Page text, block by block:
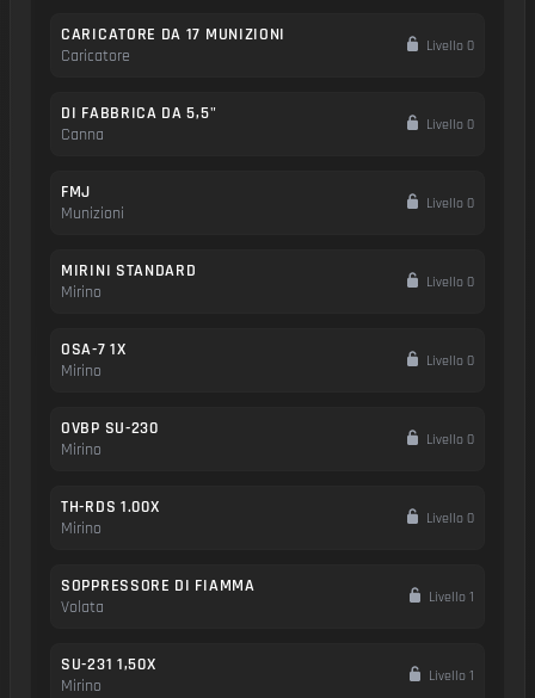
CARICATORE DA 17 MUNIZIONI
Caricatore
Livello 0
DI FABBRICA DA 5,5"
Canna
Livello 0
FMJ
Munizioni
Livello 0
MIRINI STANDARD
Mirino
Livello 0
OSA-7 1X
Mirino
Livello 0
OVBP SU-230
Mirino
Livello 0
TH-RDS 1.00X
Mirino
Livello 0
SOPPRESSORE DI FIAMMA
Volata
Livello 1
SU-231 1,50X
Mirino
Livello 1